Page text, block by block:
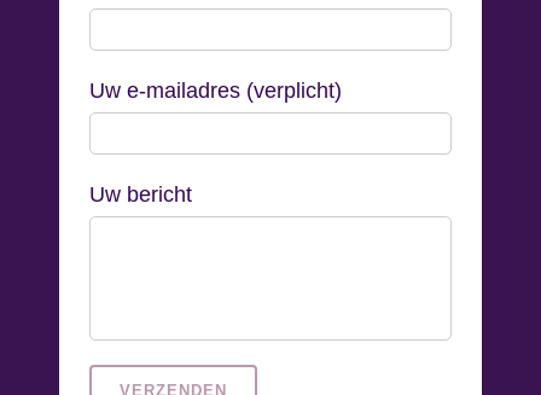
Uw e-mailadres (verplicht)
Uw bericht